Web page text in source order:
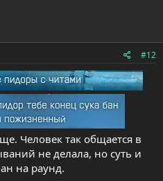
#12
Человек так общается в
не делала, но суть и
на раунд.